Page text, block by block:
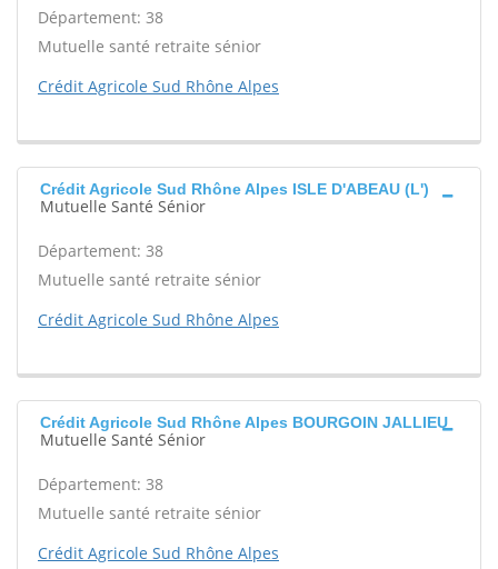
Département: 38
Mutuelle santé retraite sénior
Crédit Agricole Sud Rhône Alpes
Crédit Agricole Sud Rhône Alpes ISLE D'ABEAU (L')
Mutuelle Santé Sénior
Département: 38
Mutuelle santé retraite sénior
Crédit Agricole Sud Rhône Alpes
Crédit Agricole Sud Rhône Alpes BOURGOIN JALLIEU
Mutuelle Santé Sénior
Département: 38
Mutuelle santé retraite sénior
Crédit Agricole Sud Rhône Alpes